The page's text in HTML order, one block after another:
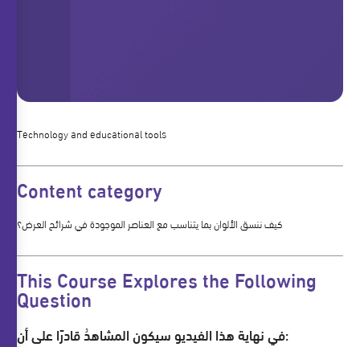
Technology and educational tools
Content category
كيف ننسق الألوان بما يتناسب مع العناصر الموجودة في شرائح العرض؟
This Course Explores the Following
Question
في نهاية هذا الفيديو سيكون المشاهدُ قادرًا على أن: